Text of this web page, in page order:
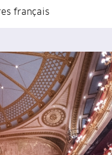
français